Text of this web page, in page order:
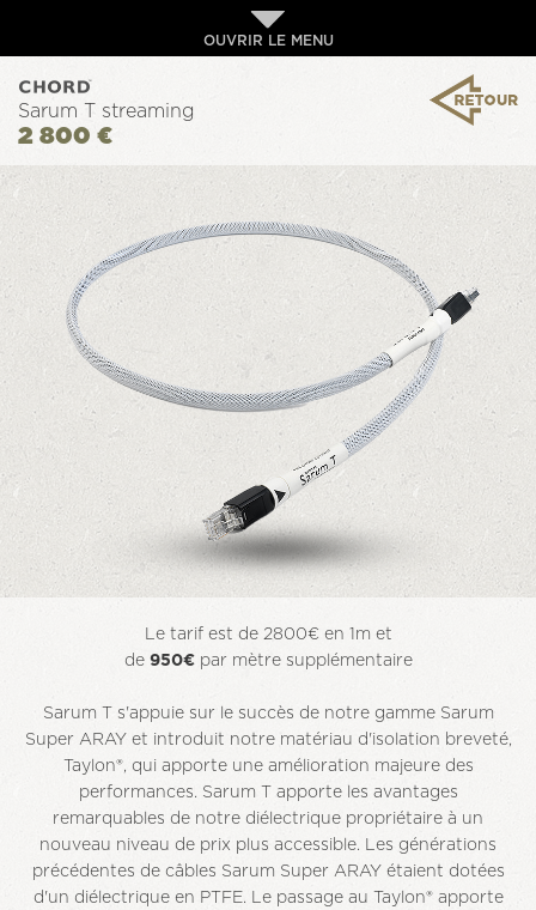
OUVRIR LE MENU
Sarum T streaming
2 800 €
Le tarif est de 2800€ en 1m et
de 950€par mètre supplémentaire
Sarum T s'appuie sur le succès de notre gamme Sarum
Super ARAY et introduit notre matériau d'isolation breveté,
Taylon®, qui apporte une amélioration majeure des
performances. Sarum T apporte les avantages
remarquables de notre diélectrique propriétaire à un
nouveau niveau de prix plus accessible. Les générations
précédentes de câbles Sarum Super ARAY étaient dotées
d'un diélectrique en PTFE. Le passage au Taylon® apporte